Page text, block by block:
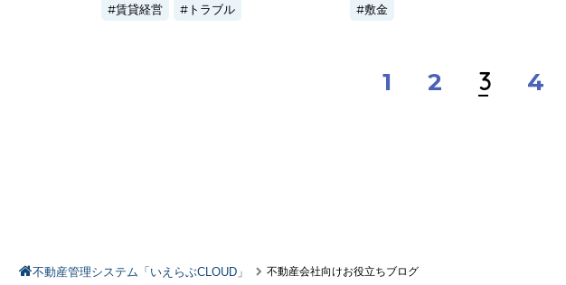
賃貸経営 トラブル 敷金
1 2 3 4
不動産管理システム「いえらぶCLOUD」 不動産会社向けお役立ちブログ